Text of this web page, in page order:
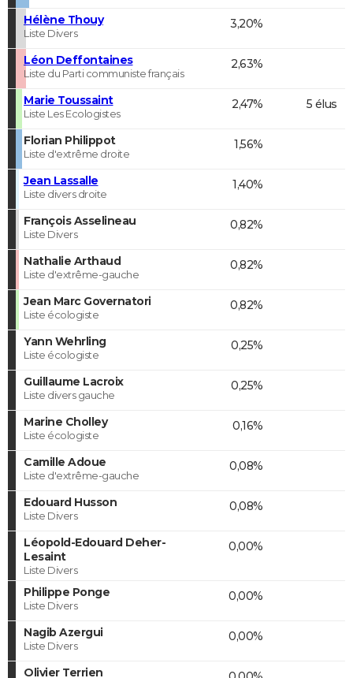
Hélène Thouy
Liste Divers
3,20%
Léon Deffontaines
Liste du Parti communiste français
2,63%
Marie Toussaint
Liste Les Ecologistes
2,47% 5 élus
Florian Philippot
Liste d'extrême droite
1,56%
Jean Lassalle
Liste divers droite
1,40%
François Asselineau
Liste Divers
0,82%
Nathalie Arthaud
Liste d'extrême-gauche
0,82%
Jean Marc Governatori
Liste écologiste
0,82%
Yann Wehrling
Liste écologiste
0,25%
Guillaume Lacroix
Liste divers gauche
0,25%
Marine Cholley
Liste écologiste
0,16%
Camille Adoue
Liste d'extrême-gauche
0,08%
Edouard Husson
Liste Divers
0,08%
Léopold-Edouard Deher-
Lesaint
Liste Divers
0,00%
Philippe Ponge
Liste Divers
0,00%
Nagib Azergui
Liste Divers
0,00%
Olivier Terrien